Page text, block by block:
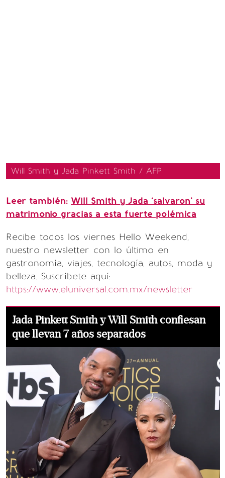
Will Smith y Jada Pinkett Smith / AFP
Leer también: Will Smith y Jada ‘salvaron’ su
matrimonio gracias a esta fuerte polémica
Recibe todos los viernes Hello Weekend,
nuestro newsletter con lo último en
gastronomía, viajes, tecnología, autos, moda y
belleza. Suscríbete aquí:
https://www.eluniversal.com.mx/newsletter
Jada Pinkett Smith y Will Smith confiesan
que llevan 7 años separados